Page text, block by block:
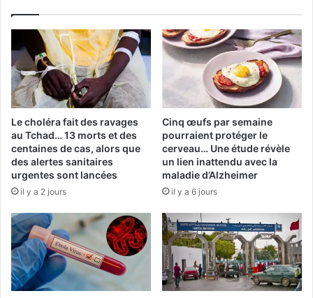
Le choléra fait des ravages
au Tchad… 13 morts et des
centaines de cas, alors que
des alertes sanitaires
urgentes sont lancées
il y a 2 jours
Cinq œufs par semaine
pourraient protéger le
cerveau… Une étude révèle
un lien inattendu avec la
maladie d’Alzheimer
il y a 6 jours